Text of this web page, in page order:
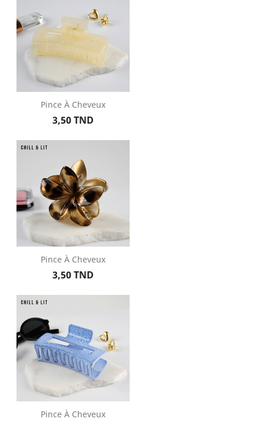
Pince À Cheveux
Prix
3,50 TND
Pince À Cheveux
Prix
3,50 TND
Pince À Cheveux